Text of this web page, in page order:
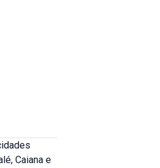
Caiana e